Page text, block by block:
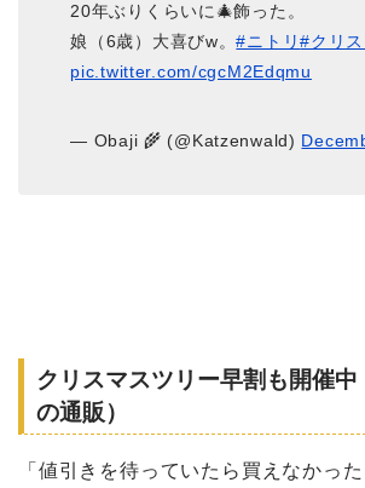
20年ぶりくらいに🎄飾った。
娘（6歳）大喜びw。#ニトリ#クリ
pic.twitter.com/cgcM2Edqmu
— Obaji 🌾 (@Katzenwald)
クリスマスツリー早割も開催
の通販）
「値引きを待っていたら買えなかっ